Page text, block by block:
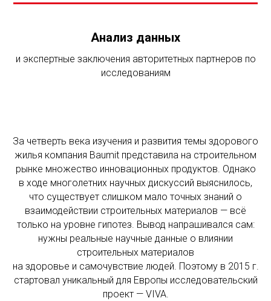
Анализ данных
и экспертные заключения авторитетных партнеров по
исследованиям
За четверть века изучения и развития темы здорового
жилья компания Baumit представила на строительном
рынке множество инновационных продуктов. Однако
в ходе многолетних научных дискуссий выяснилось,
что существует слишком мало точных знаний о
взаимодействии строительных материалов — всё
только на уровне гипотез. Вывод напрашивался сам:
нужны реальные научные данные о влиянии
строительных материалов
на здоровье и самочувствие людей. Поэтому в 2015 г.
стартовал уникальный для Европы исследовательский
проект — VIVA.